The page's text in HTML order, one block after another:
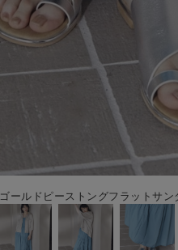
ゴールドピーストングフラットサン